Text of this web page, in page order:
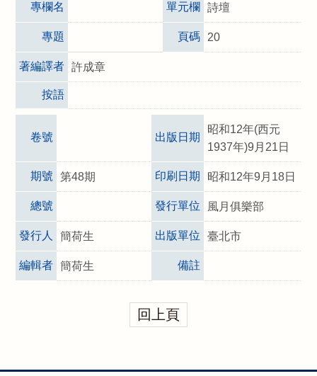
專欄名 單元欄 詩壇
專題 頁碼 20
著編譯者 許成章
按語
卷號 出版日期
昭和12年(西元
1937年)9月21日
期號 第48期 印刷日期 昭和12年9月18日
總號 發行單位 風月俱樂部
發行人 簡荷生 出版單位 臺北市
編輯者 簡荷生 備註
回上頁